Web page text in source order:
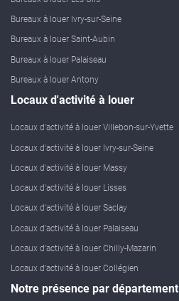
Bureaux à louer Ivry-sur-Seine
Bureaux à louer Saint-Aubin
Bureaux à louer Palaiseau
Bureaux à louer Antony
Locaux d'activité à louer
Locaux d'activité à louer Villebon-sur-Yvette
Locaux d'activité à louer Ivry-sur-Seine
Locaux d'activité à louer Massy
Locaux d'activité à louer Lisses
Locaux d'activité à louer Saclay
Locaux d'activité à louer Palaiseau
Locaux d'activité à louer Chilly-Mazarin
Locaux d'activité à louer Collégien
Notre présence par département